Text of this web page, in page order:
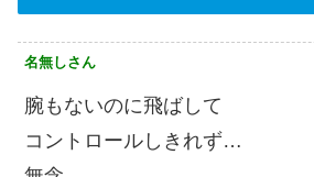
名無しさん
腕もないのに飛ばして
コントロールしきれず…